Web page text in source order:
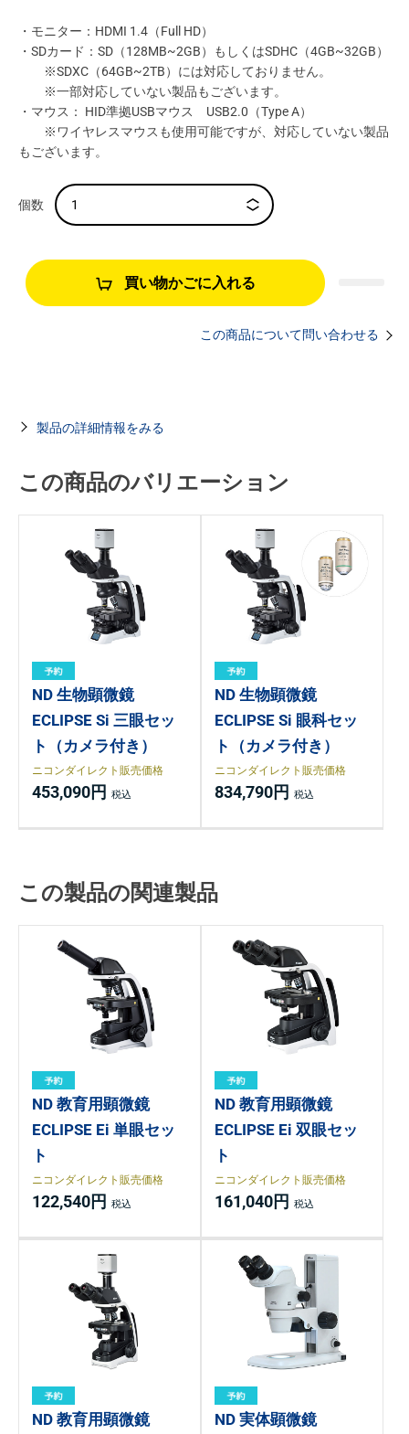
買い物かごに入れる
・モニター：HDMI 1.4（Full HD）
・SDカード：SD（128MB~2GB）もしくはSDHC（4GB~32GB）
※SDXC（64GB~2TB）には対応しておりません。
※一部対応していない製品もございます。
・マウス： HID準拠USBマウス USB2.0（Type A）
※ワイヤレスマウスも使用可能ですが、対応していない製品
もございます。
この商品について問い合わせる
製品の詳細情報をみる
この商品のバリエーション
ND 生物顕微鏡
ECLIPSE Si 三眼セッ
ト（カメラ付き）
ニコンダイレクト販売価格
453,090円
ND 生物顕微鏡
ECLIPSE Si 眼科セッ
ト（カメラ付き）
ニコンダイレクト販売価格
834,790円
この製品の関連製品
ND 教育用顕微鏡
ECLIPSE Ei 単眼セッ
ト
ニコンダイレクト販売価格
122,540円
ND 教育用顕微鏡
ECLIPSE Ei 双眼セッ
ト
ニコンダイレクト販売価格
161,040円
ND 教育用顕微鏡 ND 実体顕微鏡